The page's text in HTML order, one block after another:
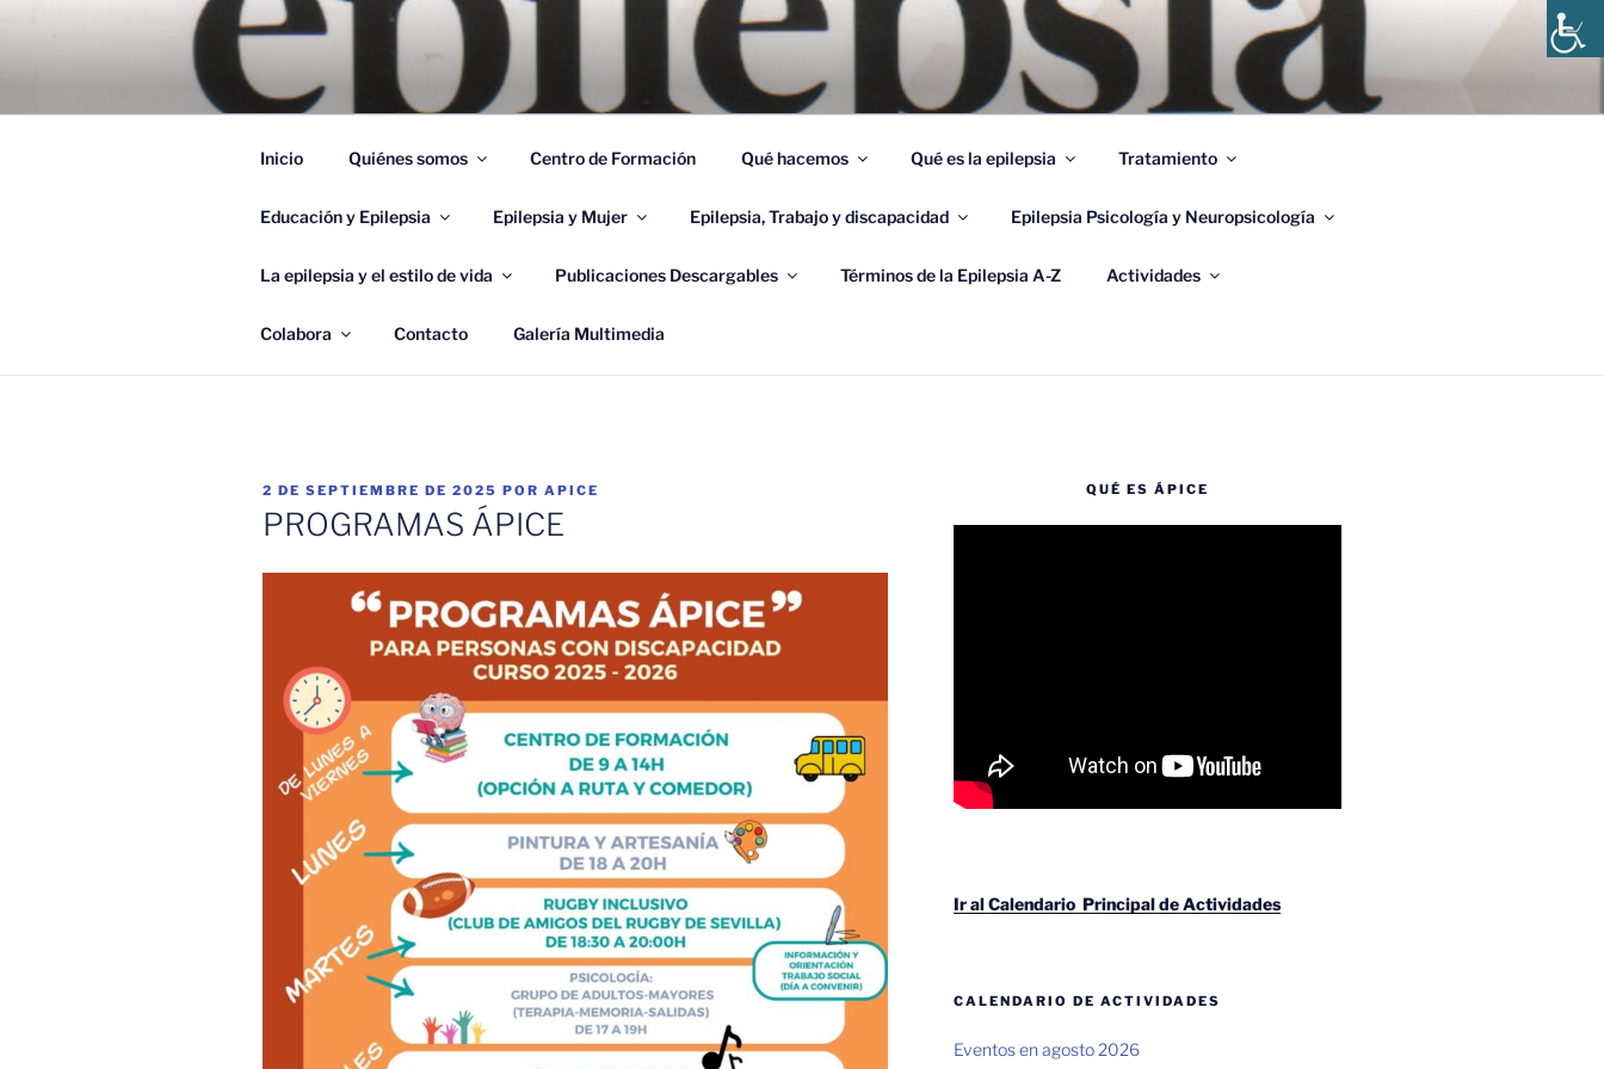
ÁPICE, ASOCIACIÓN ANDALUZA DE
EPILEPSIA
Ápice, Asociación Andaluza de Epilepsia y Enfermedades Afines
Inicio Quiénes somos Centro de Formación Qué hacemos Qué es la epilepsia Tratamiento
Educación y Epilepsia Epilepsia y Mujer Epilepsia, Trabajo y discapacidad Epilepsia Psicología y Neuropsicología
La epilepsia y el estilo de vida Publicaciones Descargables Términos de la Epilepsia A-Z Actividades
Colabora Contacto Galería Multimedia
PUBLICADO
EL
2 DE SEPTIEMBRE DE 2025 POR APICE
PROGRAMAS ÁPICE
QUÉ ES ÁPICE
Ir al Calendario Principal de Actividades
CALENDARIO DE ACTIVIDADES
Eventos en agosto 2026